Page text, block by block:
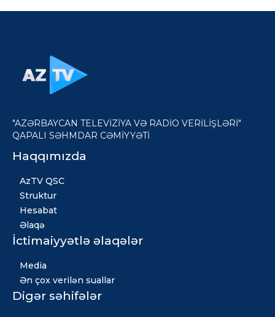
"AZƏRBAYCAN TELEVİZİYA VƏ RADİO VERİLİŞLƏRİ"
QAPALI SƏHMDAR CƏMİYYƏTİ
Haqqımızda
AzTV QSC
Struktur
Hesabat
Əlaqə
İctimaiyyətlə əlaqələr
Media
Ən çox verilən suallar
Digər səhifələr